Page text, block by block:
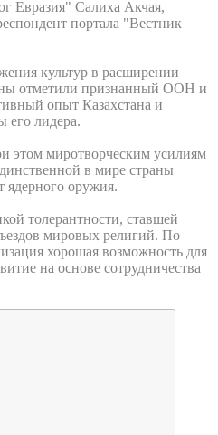
Евразия" Салиха Акчая,
портала "Вестник
культур в расширении
отметили признанный ООН и
опыт Казахстана и
его лидера.
этом миротворческим усилиям
в мире страны
ядерного оружия.
толерантности, ставшей
мировых религий. По
хорошая возможность для
на основе сотрудничества